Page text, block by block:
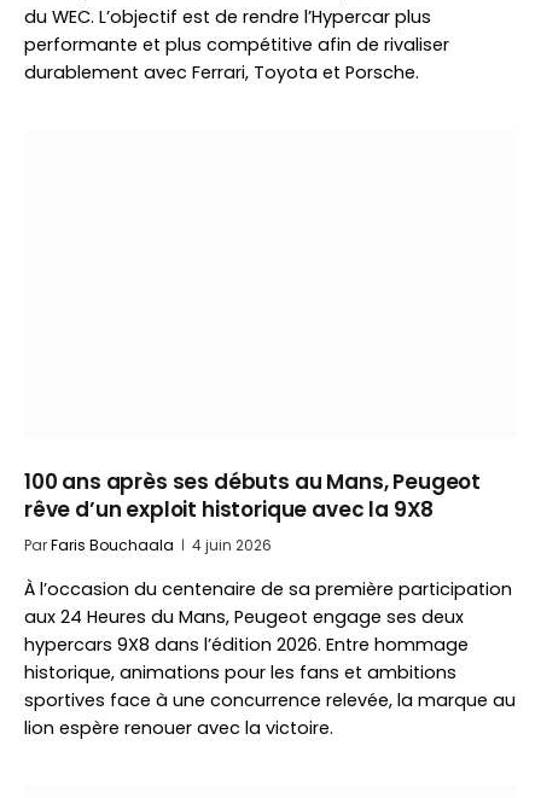
du WEC. L’objectif est de rendre l’Hypercar plus
performante et plus compétitive afin de rivaliser
durablement avec Ferrari, Toyota et Porsche.
100 ans après ses débuts au Mans, Peugeot
rêve d’un exploit historique avec la 9X8
ParFaris Bouchaala 4 juin 2026
À l’occasion du centenaire de sa première participation
aux 24 Heures du Mans, Peugeot engage ses deux
hypercars 9X8 dans l’édition 2026. Entre hommage
historique, animations pour les fans et ambitions
sportives face à une concurrence relevée, la marque au
lion espère renouer avec la victoire.